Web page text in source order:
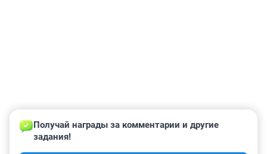
Получай награды за комментарии и другие
задания!